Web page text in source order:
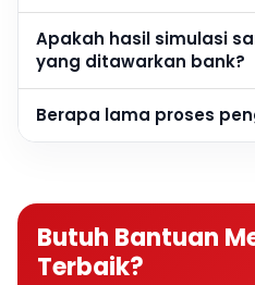
Apakah hasil simulasi
yang ditawarkan bank?
Berapa lama proses
Butuh Bantuan
Terbaik?